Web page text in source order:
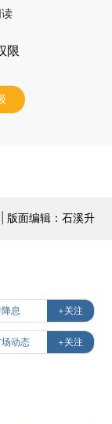
限
版面编辑：石溪升
息 +关注
动态 +关注